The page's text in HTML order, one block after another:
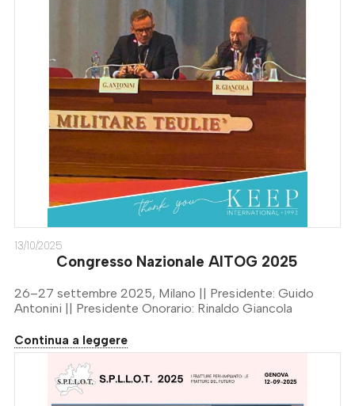
13/10/2025
Congresso Nazionale AITOG 2025
26–27 settembre 2025, Milano || Presidente: Guido
Antonini || Presidente Onorario: Rinaldo Giancola
Continua a leggere